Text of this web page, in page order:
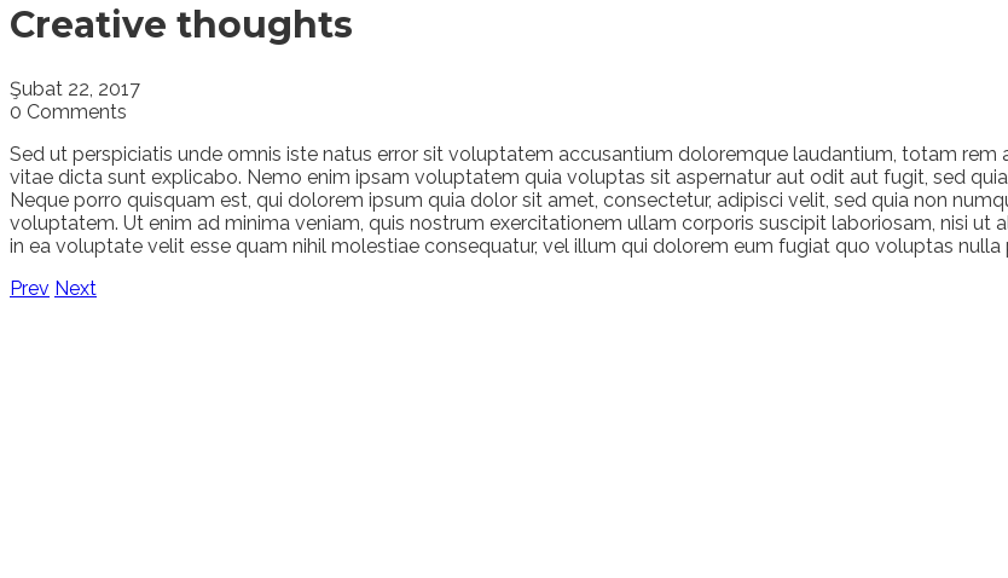
Creative thoughts
Şubat 22, 2017
0 Comments
Sed ut perspiciatis unde omnis iste natus error sit voluptatem accusantium doloremque laudantium, totam
vitae dicta sunt explicabo. Nemo enim ipsam voluptatem quia voluptas sit aspernatur aut odit aut fugit, sed
Neque porro quisquam est, qui dolorem ipsum quia dolor sit amet, consectetur, adipisci velit, sed quia non
voluptatem. Ut enim ad minima veniam, quis nostrum exercitationem ullam corporis suscipit laboriosam, nisi
in ea voluptate velit esse quam nihil molestiae consequatur, vel illum qui dolorem eum fugiat quo voluptas nulla
Prev Next